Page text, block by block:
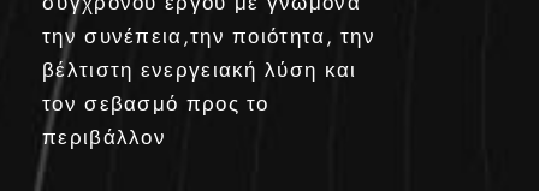
την συνέπεια,την ποιότητα, την
βέλτιστη ενεργειακή λύση και
τον σεβασμό προς το
περιβάλλον